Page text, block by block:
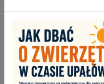
KARTA MIESZKAŃCA